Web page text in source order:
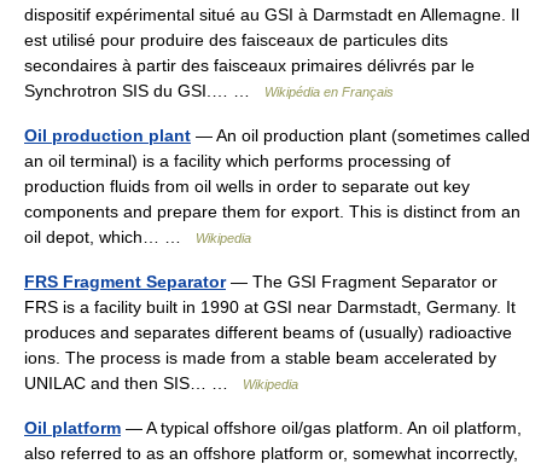
dispositif expérimental situé au GSI à Darmstadt en Allemagne. Il
est utilisé pour produire des faisceaux de particules dits
secondaires à partir des faisceaux primaires délivrés par le
Synchrotron SIS du GSI.… …
Wikipédia en Français
Oil production plant — An oil production plant (sometimes called
an oil terminal) is a facility which performs processing of
production fluids from oil wells in order to separate out key
components and prepare them for export. This is distinct from an
oil depot, which… …
Wikipedia
FRS Fragment Separator— The GSI Fragment Separator or
FRS is a facility built in 1990 at GSI near Darmstadt, Germany. It
produces and separates different beams of (usually) radioactive
ions. The process is made from a stable beam accelerated by
UNILAC and then SIS… …
Wikipedia
Oil platform — A typical offshore oil/gas platform. An oil platform,
also referred to as an offshore platform or, somewhat incorrectly,